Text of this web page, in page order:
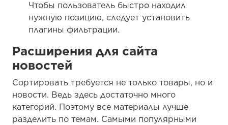
Чтобы пользователь быстро находил
нужную позицию, следует установить
плагины фильтрации.
Расширения для сайта
новостей
Сортировать требуется не только товары, но и
новости. Ведь здесь достаточно много
категорий. Поэтому все материалы лучше
разделить по темам. Самыми популярными